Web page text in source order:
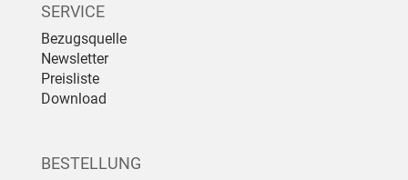
SERVICE
Bezugsquelle
Newsletter
Preisliste
Download
BESTELLUNG